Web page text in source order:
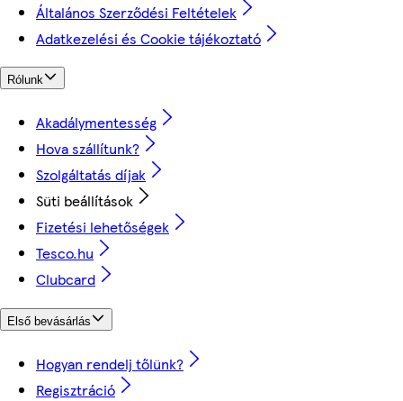
Általános Szerződési Feltételek
Adatkezelési és Cookie tájékoztató
Rólunk
Akadálymentesség
Hova szállítunk?
Szolgáltatás díjak
Süti beállítások
Fizetési lehetőségek
Tesco.hu
Clubcard
Első bevásárlás
Hogyan rendelj tőlünk?
Regisztráció